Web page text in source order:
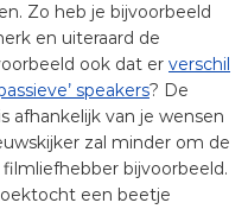
Zo heb je bijvoorbeeld
en uiteraard de
ook dat er verschil
speakers? De
afhankelijk van je wensen
zal minder om de
bijvoorbeeld.
een beetje